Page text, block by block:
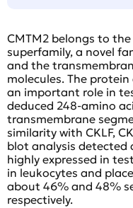
CMTM2 belongs to
superfamily, a novel
and the
molecules. The
an important role in
deduced 248-amino
transmembrane
similarity with CKLF,
blot analysis detected
highly expressed in
in leukocytes and
about 46% and 48%
respectively.